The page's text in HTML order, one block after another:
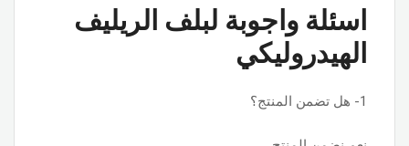
اسئلة واجوبة لبلف الريليف
الهيدروليكي
1- هل تضمن المنتج؟